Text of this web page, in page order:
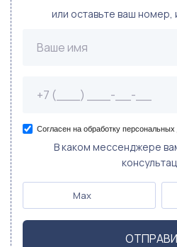
или оставьте ваш номер,
Согласен на обработку
В каком мессенджере
Max